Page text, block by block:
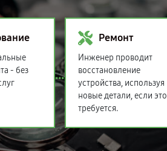
- без
Ремонт
Инженер проводит
восстановление
устройства, используя
новые детали, если это
требуется.